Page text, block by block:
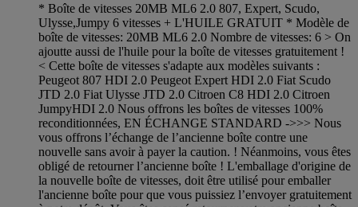
* Boîte de vitesses 20MB ML6 2.0 807, Expert, Scudo,
Ulysse,Jumpy 6 vitesses + L'HUILE GRATUIT * Modèle de
boîte de vitesses: 20MB ML6 2.0 Nombre de vitesses: 6 > On
ajoutte aussi de l'huile pour la boîte de vitesses gratuitement !
< Cette boîte de vitesses s'adapte aux modèles suivants :
Peugeot 807 HDI 2.0 Peugeot Expert HDI 2.0 Fiat Scudo
JTD 2.0 Fiat Ulysse JTD 2.0 Citroen C8 HDI 2.0 Citroen
JumpyHDI 2.0 Nous offrons les boîtes de vitesses 100%
reconditionnées, EN ÉCHANGE STANDARD ->>> Nous
vous offrons l’échange de l’ancienne boîte contre une
nouvelle sans avoir à payer la caution. ! Néanmoins, vous êtes
obligé de retourner l’ancienne boîte ! L'emballage d'origine de
la nouvelle boîte de vitesses, doit être utilisé pour emballer
l'ancienne boîte pour que vous puissiez l’envoyer gratuitement